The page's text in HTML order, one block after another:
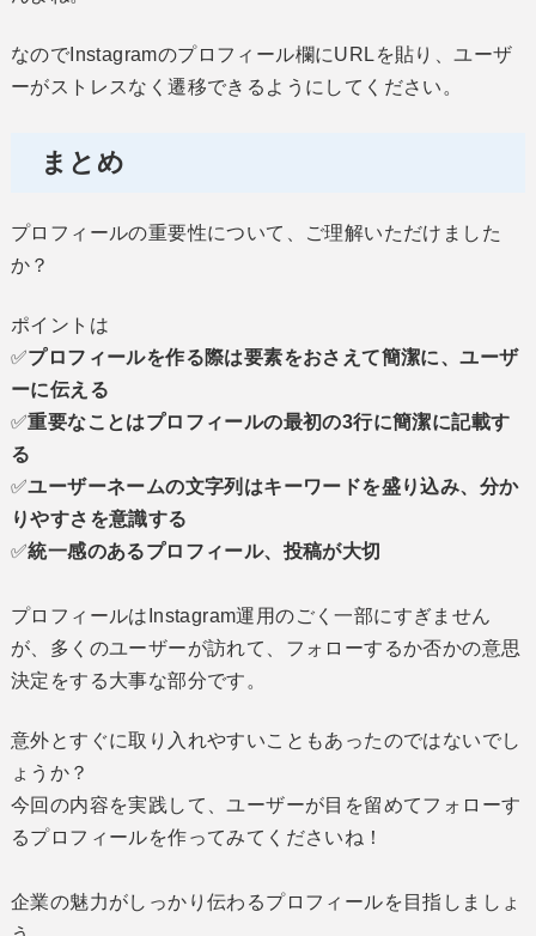
なのでInstagramのプロフィール欄にURLを貼り、ユーザ
ーがストレスなく遷移できるようにしてください。
まとめ
プロフィールの重要性について、ご理解いただけました
か？
ポイントは
✅プロフィールを作る際は要素をおさえて簡潔に、ユーザ
ーに伝える
✅重要なことはプロフィールの最初の3行に簡潔に記載す
る
✅ユーザーネームの文字列はキーワードを盛り込み、分か
りやすさを意識する
✅統一感のあるプロフィール、投稿が大切
プロフィールはInstagram運用のごく一部にすぎません
が、多くのユーザーが訪れて、フォローするか否かの意思
決定をする大事な部分です。
意外とすぐに取り入れやすいこともあったのではないでし
ょうか？
今回の内容を実践して、ユーザーが目を留めてフォローす
るプロフィールを作ってみてくださいね！
企業の魅力がしっかり伝わるプロフィールを目指しましょ